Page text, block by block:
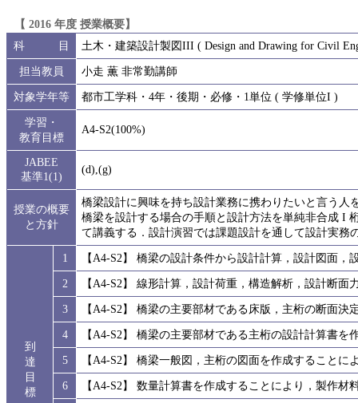
【 2016 年度 授業概要】
科 目
土木・建築設計製図III ( Design and Drawing for Civil
担当教員
小走 薫 非常勤講師
対象学年等
都市工学科・4年・後期・必修・1単位 ( 学修単位I )
学習・
教育目標
A4-S2(100%)
JABEE
基準1(1)
(d),(g)
授業の概要
と方針
橋梁設計に興味を持ち設計業務に携わりたいと言う
橋梁を設計する場合の手順と設計方法を単純非合成 I
て講義する．設計演習では課題設計を通して設計実務
到
達
目
標
1
【A4-S2】 橋梁の設計条件から設計計算，設計図面
2
【A4-S2】 線形計算，設計荷重，構造解析，設計断面
3
【A4-S2】 橋梁の主要部材である床版，主桁の断面
4
【A4-S2】 橋梁の主要部材である主桁の設計計算書
5
【A4-S2】 橋梁一般図，主桁の図面を作成することに
6
【A4-S2】 数量計算書を作成することにより，製作材